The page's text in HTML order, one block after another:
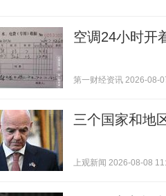
空调24小时开
第一财经资讯 2026-08-
三个国家和地
上观新闻 2026-08-08